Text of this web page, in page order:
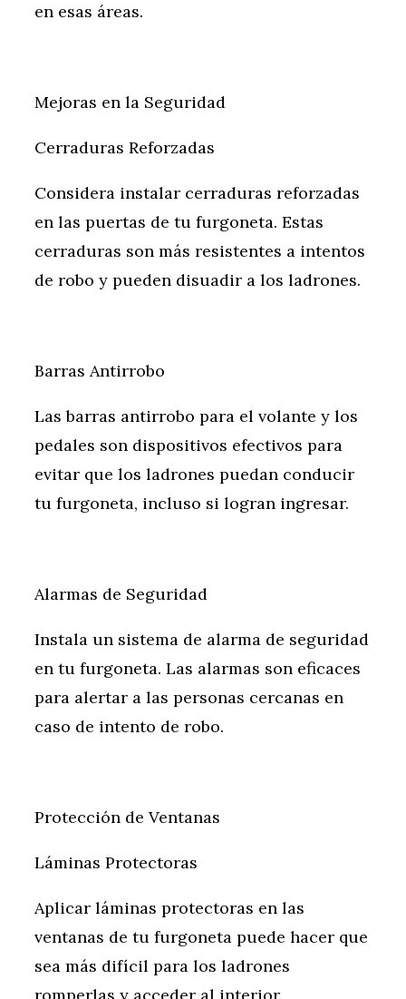
en esas áreas.
Mejoras en la Seguridad
Cerraduras Reforzadas
Considera instalar cerraduras reforzadas
en las puertas de tu furgoneta. Estas
cerraduras son más resistentes a intentos
de robo y pueden disuadir a los ladrones.
Barras Antirrobo
Las barras antirrobo para el volante y los
pedales son dispositivos efectivos para
evitar que los ladrones puedan conducir
tu furgoneta, incluso si logran ingresar.
Alarmas de Seguridad
Instala un sistema de alarma de seguridad
en tu furgoneta. Las alarmas son eficaces
para alertar a las personas cercanas en
caso de intento de robo.
Protección de Ventanas
Láminas Protectoras
Aplicar láminas protectoras en las
ventanas de tu furgoneta puede hacer que
sea más difícil para los ladrones